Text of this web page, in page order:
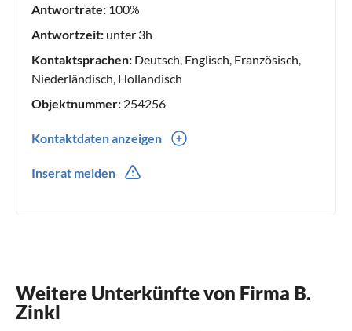
Antwortrate: 100%
Antwortzeit: unter 3h
Kontaktsprachen: Deutsch, Englisch, Französisch,
Niederländisch, Hollandisch
Objektnummer: 254256
Kontaktdaten anzeigen
Inserat melden
Weitere Unterkünfte von Firma B.
Zinkl